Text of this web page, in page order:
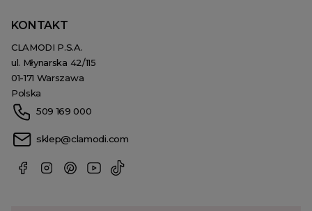
KONTAKT
CLAMODI P.S.A.
ul. Młynarska 42/115
01-171 Warszawa
Polska
509 169 000
sklep@clamodi.com